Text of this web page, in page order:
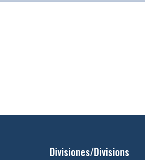
Divisiones/Divisions